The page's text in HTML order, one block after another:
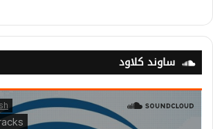
ساوند كلاود